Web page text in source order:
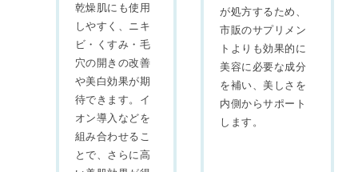
乾燥肌にも使用
しやすく、ニキ
ビ・くすみ・毛
穴の開きの改善
や美白効果が期
待できます。イ
オン導入などを
組み合わせるこ
とで、さらに高
が処方するため、
市販のサプリメン
トよりも効果的に
美容に必要な成分
を補い、美しさを
内側からサポート
します。